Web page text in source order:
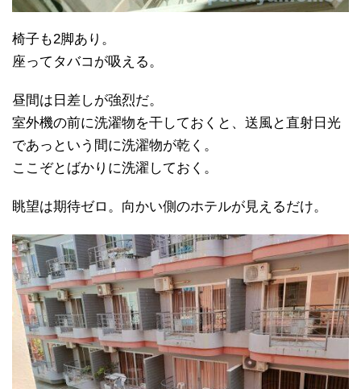
椅子も2脚あり。
座ってタバコが吸える。
昼間は日差しが強烈だ。
室外機の前に洗濯物を干しておくと、送風と直射日光
であっという間に洗濯物が乾く。
ここぞとばかりに洗濯しておく。
眺望は期待ゼロ。向かい側のホテルが見えるだけ。